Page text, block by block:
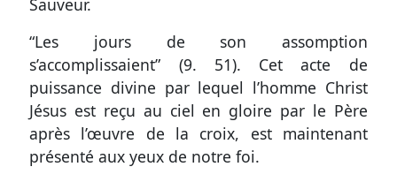
Sauveur.
“Les jours de son assomption
s’accomplissaient” (9. 51). Cet acte de
puissance divine par lequel l’homme Christ
Jésus est reçu au ciel en gloire par le Père
après l’œuvre de la croix, est maintenant
présenté aux yeux de notre foi.